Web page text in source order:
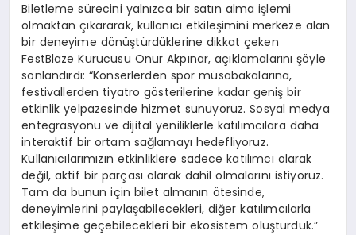
Biletleme sürecini yalnızca bir satın alma işlemi
olmaktan çıkararak, kullanıcı etkileşimini merkeze alan
bir deneyime dönüştürdüklerine dikkat çeken
FestBlaze Kurucusu Onur Akpınar, açıklamalarını şöyle
sonlandırdı: “Konserlerden spor müsabakalarına,
festivallerden tiyatro gösterilerine kadar geniş bir
etkinlik yelpazesinde hizmet sunuyoruz. Sosyal medya
entegrasyonu ve dijital yeniliklerle katılımcılara daha
interaktif bir ortam sağlamayı hedefliyoruz.
Kullanıcılarımızın etkinliklere sadece katılımcı olarak
değil, aktif bir parçası olarak dahil olmalarını istiyoruz.
Tam da bunun için bilet almanın ötesinde,
deneyimlerini paylaşabilecekleri, diğer katılımcılarla
etkileşime geçebilecekleri bir ekosistem oluşturduk.”